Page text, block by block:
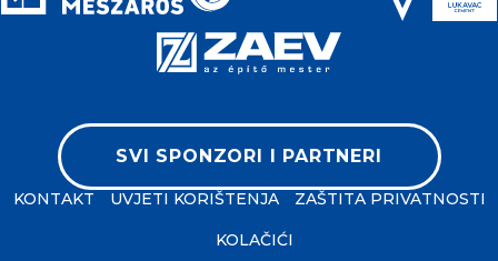
SVI SPONZORI I PARTNERI
KONTAKT UVJETI KORIŠTENJA ZAŠTITA PRIVATNOSTI
KOLAČIĆI